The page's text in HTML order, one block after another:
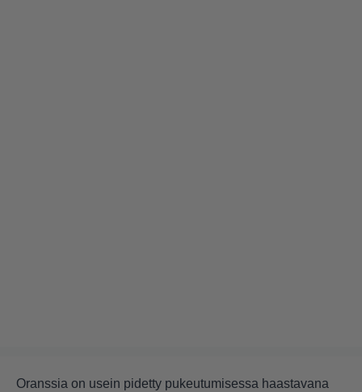
Oranssia on usein pidetty pukeutumisessa haastavana